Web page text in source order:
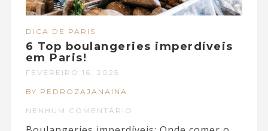
DICA DE PARIS
6 Top boulangeries imperdíveis
em Paris!
FEVEREIRO 16, 2025
BY PEDROZAJANAINA
NENHUM COMENTÁRIO